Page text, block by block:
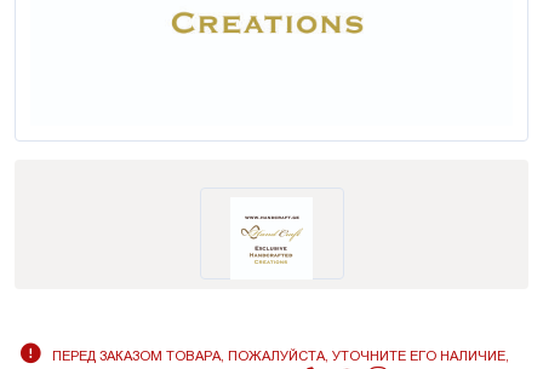
ПЕРЕД ЗАКАЗОМ ТОВАРА, ПОЖАЛУЙСТА, УТОЧНИТЕ ЕГО НАЛИЧИЕ,